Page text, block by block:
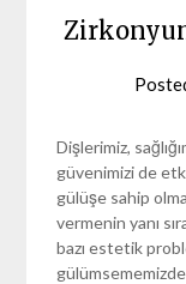
Dişlerimiz,
güvenimizi de
gülüşe sahip
vermenin yanı
bazı estetik